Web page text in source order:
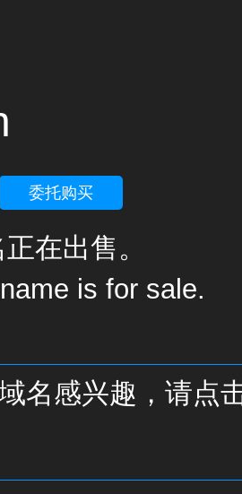
委托购买
在出售。
is for sale.
名感兴趣，请点